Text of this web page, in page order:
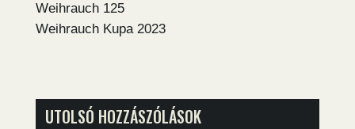
Weihrauch 125
Weihrauch Kupa 2023
UTOLSÓ HOZZÁSZÓLÁSOK